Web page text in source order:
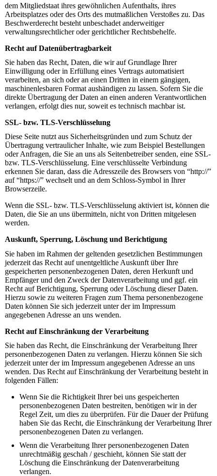
dem Mitgliedstaat ihres gewöhnlichen Aufenthalts, ihres
Arbeitsplatzes oder des Orts des mutmaßlichen Verstoßes zu. Das
Beschwerderecht besteht unbeschadet anderweitiger
verwaltungsrechtlicher oder gerichtlicher Rechtsbehelfe.
Recht auf Datenübertragbarkeit
Sie haben das Recht, Daten, die wir auf Grundlage Ihrer
Einwilligung oder in Erfüllung eines Vertrags automatisiert
verarbeiten, an sich oder an einen Dritten in einem gängigen,
maschinenlesbaren Format aushändigen zu lassen. Sofern Sie die
direkte Übertragung der Daten an einen anderen Verantwortlichen
verlangen, erfolgt dies nur, soweit es technisch machbar ist.
SSL- bzw. TLS-Verschlüsselung
Diese Seite nutzt aus Sicherheitsgründen und zum Schutz der
Übertragung vertraulicher Inhalte, wie zum Beispiel Bestellungen
oder Anfragen, die Sie an uns als Seitenbetreiber senden, eine SSL-
bzw. TLS-Verschlüsselung. Eine verschlüsselte Verbindung
erkennen Sie daran, dass die Adresszeile des Browsers von “http://”
auf “https://” wechselt und an dem Schloss-Symbol in Ihrer
Browserzeile.
Wenn die SSL- bzw. TLS-Verschlüsselung aktiviert ist, können die
Daten, die Sie an uns übermitteln, nicht von Dritten mitgelesen
werden.
Auskunft, Sperrung, Löschung und Berichtigung
Sie haben im Rahmen der geltenden gesetzlichen Bestimmungen
jederzeit das Recht auf unentgeltliche Auskunft über Ihre
gespeicherten personenbezogenen Daten, deren Herkunft und
Empfänger und den Zweck der Datenverarbeitung und ggf. ein
Recht auf Berichtigung, Sperrung oder Löschung dieser Daten.
Hierzu sowie zu weiteren Fragen zum Thema personenbezogene
Daten können Sie sich jederzeit unter der im Impressum
angegebenen Adresse an uns wenden.
Recht auf Einschränkung der Verarbeitung
Sie haben das Recht, die Einschränkung der Verarbeitung Ihrer
personenbezogenen Daten zu verlangen. Hierzu können Sie sich
jederzeit unter der im Impressum angegebenen Adresse an uns
wenden. Das Recht auf Einschränkung der Verarbeitung besteht in
folgenden Fällen:
Wenn Sie die Richtigkeit Ihrer bei uns gespeicherten
personenbezogenen Daten bestreiten, benötigen wir in der
Regel Zeit, um dies zu überprüfen. Für die Dauer der Prüfung
haben Sie das Recht, die Einschränkung der Verarbeitung Ihrer
personenbezogenen Daten zu verlangen.
Wenn die Verarbeitung Ihrer personenbezogenen Daten
unrechtmäßig geschah / geschieht, können Sie statt der
Löschung die Einschränkung der Datenverarbeitung
verlangen.